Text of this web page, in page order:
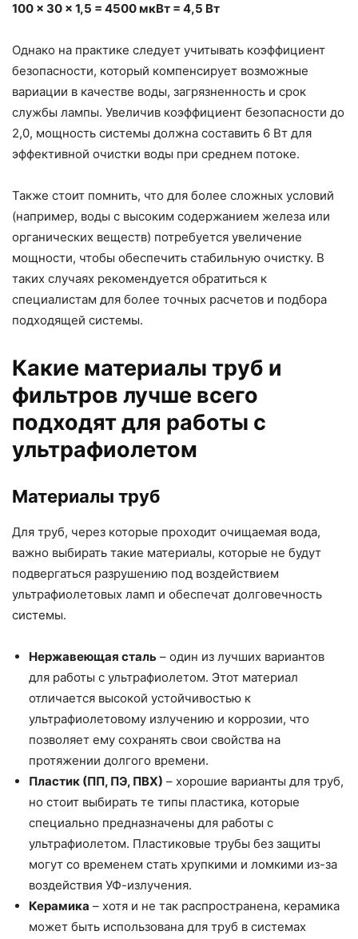
100 × 30 × 1,5 = 4500 мкВт = 4,5 Вт
Однако на практике следует учитывать коэффициент
безопасности, который компенсирует возможные
вариации в качестве воды, загрязненность и срок
службы лампы. Увеличив коэффициент безопасности до
2,0, мощность системы должна составить 6 Вт для
эффективной очистки воды при среднем потоке.
Также стоит помнить, что для более сложных условий
(например, воды с высоким содержанием железа или
органических веществ) потребуется увеличение
мощности, чтобы обеспечить стабильную очистку. В
таких случаях рекомендуется обратиться к
специалистам для более точных расчетов и подбора
подходящей системы.
Какие материалы труб и
фильтров лучше всего
подходят для работы с
ультрафиолетом
Материалы труб
Для труб, через которые проходит очищаемая вода,
важно выбирать такие материалы, которые не будут
подвергаться разрушению под воздействием
ультрафиолетовых ламп и обеспечат долговечность
системы.
Нержавеющая сталь – один из лучших вариантов
для работы с ультрафиолетом. Этот материал
отличается высокой устойчивостью к
ультрафиолетовому излучению и коррозии, что
позволяет ему сохранять свои свойства на
протяжении долгого времени.
Пластик (ПП, ПЭ, ПВХ) – хорошие варианты для труб,
но стоит выбирать те типы пластика, которые
специально предназначены для работы с
ультрафиолетом. Пластиковые трубы без защиты
могут со временем стать хрупкими и ломкими из-за
воздействия УФ-излучения.
Керамика – хотя и не так распространена, керамика
может быть использована для труб в системах